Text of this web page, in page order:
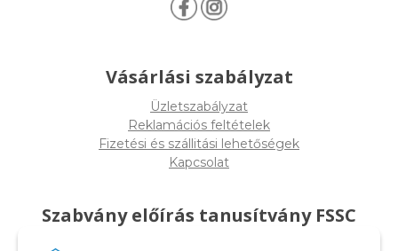
Vásárlási szabályzat
Üzletszabályzat
Reklamációs feltételek
Fizetési és szállitási lehetőségek
Kapcsolat
Szabvány előírás tanusítvány FSSC